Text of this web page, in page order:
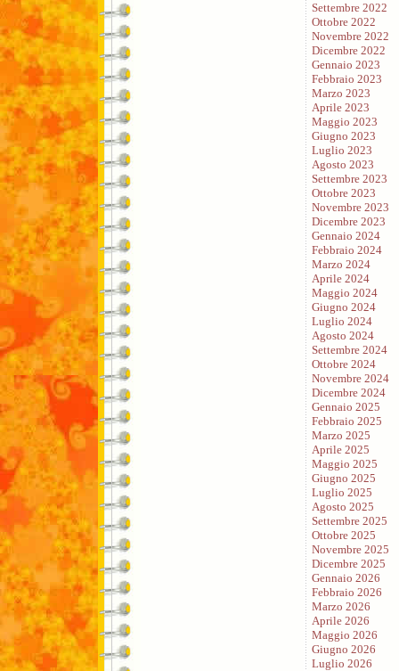
Settembre 2022
Ottobre 2022
Novembre 2022
Dicembre 2022
Gennaio 2023
Febbraio 2023
Marzo 2023
Aprile 2023
Maggio 2023
Giugno 2023
Luglio 2023
Agosto 2023
Settembre 2023
Ottobre 2023
Novembre 2023
Dicembre 2023
Gennaio 2024
Febbraio 2024
Marzo 2024
Aprile 2024
Maggio 2024
Giugno 2024
Luglio 2024
Agosto 2024
Settembre 2024
Ottobre 2024
Novembre 2024
Dicembre 2024
Gennaio 2025
Febbraio 2025
Marzo 2025
Aprile 2025
Maggio 2025
Giugno 2025
Luglio 2025
Agosto 2025
Settembre 2025
Ottobre 2025
Novembre 2025
Dicembre 2025
Gennaio 2026
Febbraio 2026
Marzo 2026
Aprile 2026
Maggio 2026
Giugno 2026
Luglio 2026